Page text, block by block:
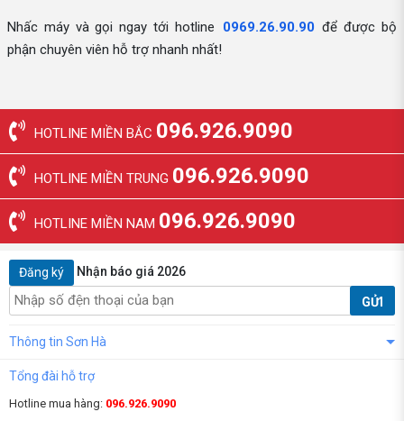
Nhấc máy và gọi ngay tới hotline 0969.26.90.90 để được bộ
phận chuyên viên hỗ trợ nhanh nhất!
HOTLINE MIỀN BẮC 096.926.9090
HOTLINE MIỀN TRUNG 096.926.9090
HOTLINE MIỀN NAM 096.926.9090
Đăng ký Nhận báo giá 2026
GỬI
Thông tin Sơn Hà
Tổng đài hỗ trợ
Hotline mua hàng: 096.926.9090